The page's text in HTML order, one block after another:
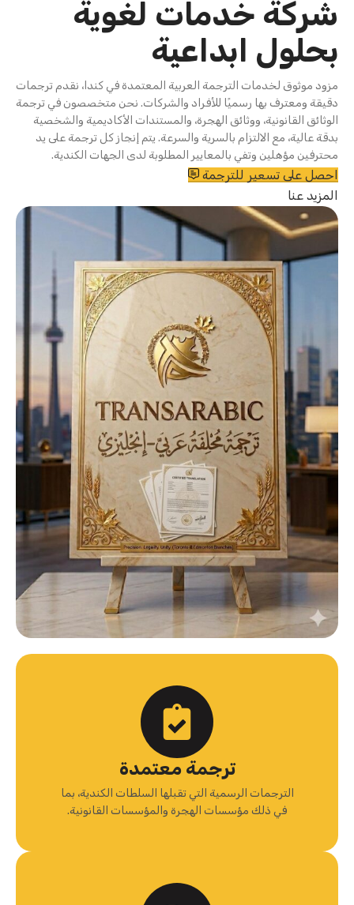
شركة خدمات لغوية
بحلول ابداعية
مزود موثوق لخدمات الترجمة العربية المعتمدة في كندا، نقدم ترجمات
دقيقة ومعترف بها رسميًا للأفراد والشركات. نحن متخصصون في ترجمة
الوثائق القانونية، ووثائق الهجرة، والمستندات الأكاديمية والشخصية
بدقة عالية، مع الالتزام بالسرية والسرعة. يتم إنجاز كل ترجمة على يد
محترفين مؤهلين وتفي بالمعايير المطلوبة لدى الجهات الكندية.
احصل على تسعير للترجمة
المزيد عنا
ترجمة معتمدة
الترجمات الرسمية التي تقبلها السلطات الكندية، بما
في ذلك مؤسسات الهجرة والمؤسسات القانونية.